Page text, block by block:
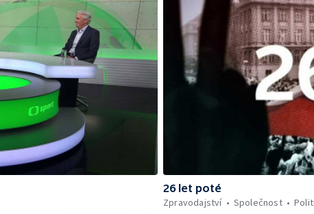
26 let poté
Zpravodajství
Společnost